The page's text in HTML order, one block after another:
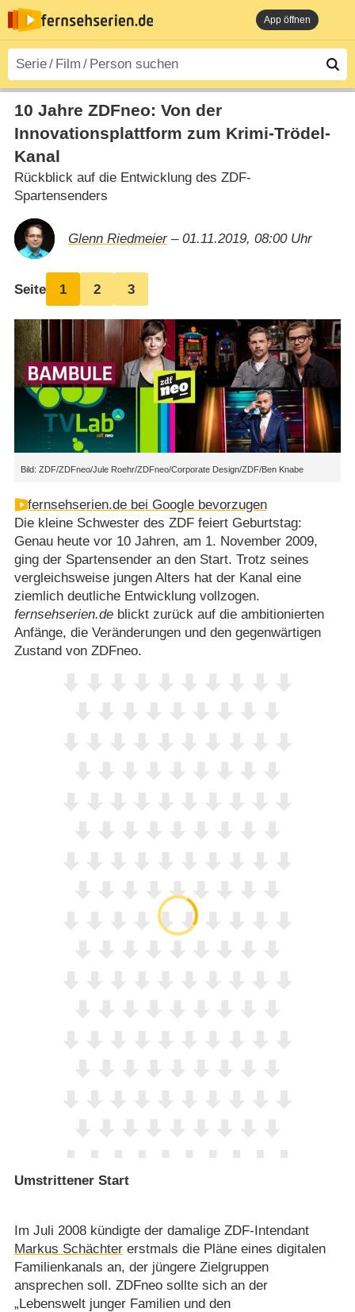
App öffnen
10 Jahre ZDFneo: Von der
Innovationsplattform zum Krimi-Trödel-
Kanal
Rückblick auf die Entwicklung des ZDF-
Spartensenders
Glenn Riedmeier– 01.11.2019, 08:00 Uhr
Seite 1 2 3
Bild: ZDF/ZDFneo/Jule Roehr/ZDFneo/Corporate Design/ZDF/Ben Knabe
fernsehserien.de bei Google bevorzugen
Die kleine Schwester des ZDF feiert Geburtstag:
Genau heute vor 10 Jahren, am 1. November 2009,
ging der Spartensender an den Start. Trotz seines
vergleichsweise jungen Alters hat der Kanal eine
ziemlich deutliche Entwicklung vollzogen.
fernsehserien.deblickt zurück auf die ambitionierten
Anfänge, die Veränderungen und den gegenwärtigen
Zustand von ZDFneo.
Umstrittener Start
Im Juli 2008 kündigte der damalige ZDF-Intendant
Markus Schächtererstmals die Pläne eines digitalen
Familienkanals an, der jüngere Zielgruppen
ansprechen soll. ZDFneo sollte sich an der
„Lebenswelt junger Familien und den